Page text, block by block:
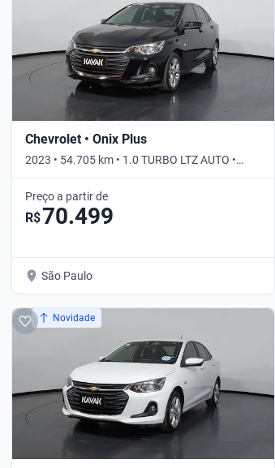
Chevrolet • Onix Plus
2023 • 54.705 km • 1.0 TURBO LTZ AUTO •
Automático
Preço a partir de
R$70.499
São Paulo
Novidade